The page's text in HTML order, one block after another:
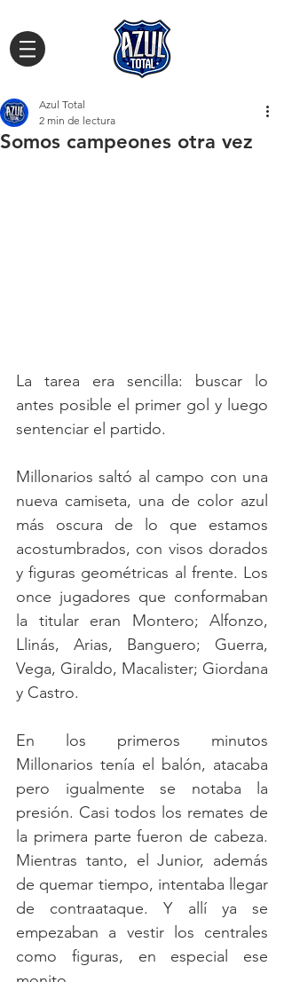
Somos campeones otra vez
Azul Total
2 min de lectura
La tarea era sencilla: buscar lo
antes posible el primer gol y luego
sentenciar el partido.
Millonarios saltó al campo con una
nueva camiseta, una de color azul
más oscura de lo que estamos
acostumbrados, con visos dorados
y figuras geométricas al frente. Los
once jugadores que conformaban
la titular eran Montero; Alfonzo,
Llinás, Arias, Banguero; Guerra,
Vega, Giraldo, Macalister; Giordana
y Castro.
En los primeros minutos
Millonarios tenía el balón, atacaba
pero igualmente se notaba la
presión. Casi todos los remates de
la primera parte fueron de cabeza.
Mientras tanto, el Junior, además
de quemar tiempo, intentaba llegar
de contraataque. Y allí ya se
empezaban a vestir los centrales
como figuras, en especial ese